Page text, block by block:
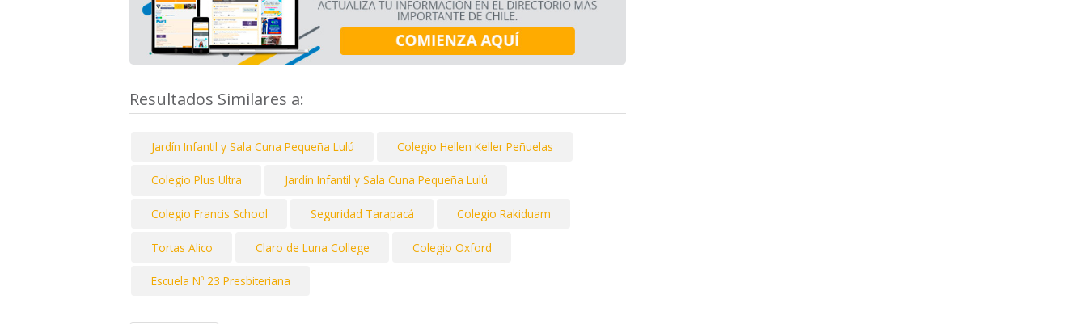
Resultados Similares a:
Jardín Infantil y Sala Cuna Pequeña Lulú Colegio Hellen Keller Peñuelas
Colegio Plus Ultra Jardín Infantil y Sala Cuna Pequeña Lulú
Colegio Francis School Seguridad Tarapacá Colegio Rakiduam
Tortas Alico Claro de Luna College Colegio Oxford
Escuela Nº 23 Presbiteriana